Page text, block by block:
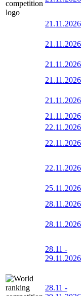
21.11.2026
21.11.2026
21.11.2026
21.11.2026
21.11.2026
21.11.2026
22.11.2026
22.11.2026
22.11.2026
25.11.2026
28.11.2026
28.11.2026
28.11 -
29.11.2026
28.11 -